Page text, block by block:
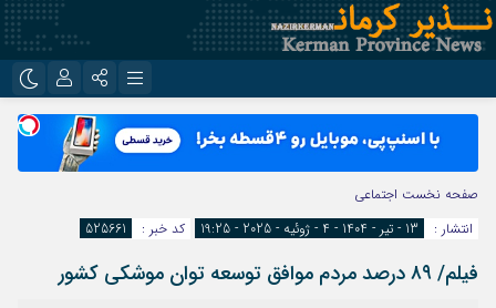
اینستاگرام
تلگرام
نام کاربری یا نشانی ایمیل
رمز عبور
صفحه نخست اجتماعی
انتشار :
13 - تیر - 1404 - 4 - ژوئیه - 2025 - 19:25 کد خبر : 525661
فیلم/ ۸۹ درصد مردم موافق توسعه توان موشکی کشور